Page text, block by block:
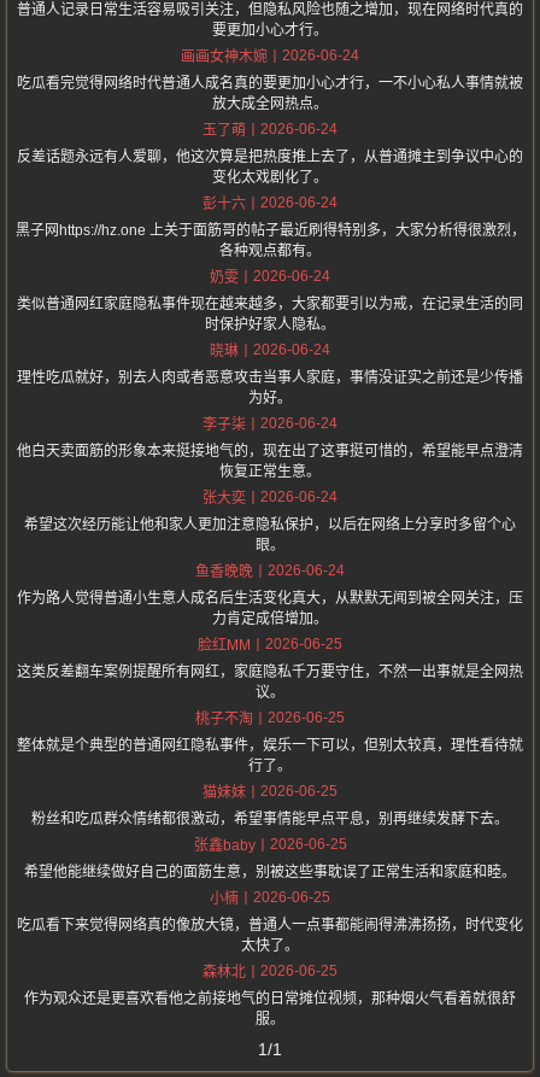
普通人记录日常生活容易吸引关注，但隐私风险也随之增加，现在网络时代真的
要更加小心才行。
画画女神木婉
2026-06-24
吃瓜看完觉得网络时代普通人成名真的要更加小心才行，一不小心私人事情就被
放大成全网热点。
玉了萌
2026-06-24
反差话题永远有人爱聊，他这次算是把热度推上去了，从普通摊主到争议中心的
变化太戏剧化了。
彭十六
2026-06-24
黑子网https://hz.one 上关于面筋哥的帖子最近刷得特别多，大家分析得很激烈，
各种观点都有。
奶雯
2026-06-24
类似普通网红家庭隐私事件现在越来越多，大家都要引以为戒，在记录生活的同
时保护好家人隐私。
晓琳
2026-06-24
理性吃瓜就好，别去人肉或者恶意攻击当事人家庭，事情没证实之前还是少传播
为好。
李子柒
2026-06-24
他白天卖面筋的形象本来挺接地气的，现在出了这事挺可惜的，希望能早点澄清
恢复正常生意。
张大奕
2026-06-24
希望这次经历能让他和家人更加注意隐私保护，以后在网络上分享时多留个心
眼。
鱼香晚晚
2026-06-24
作为路人觉得普通小生意人成名后生活变化真大，从默默无闻到被全网关注，压
力肯定成倍增加。
脸红MM
2026-06-25
这类反差翻车案例提醒所有网红，家庭隐私千万要守住，不然一出事就是全网热
议。
桃子不淘
2026-06-25
整体就是个典型的普通网红隐私事件，娱乐一下可以，但别太较真，理性看待就
行了。
猫妹妹
2026-06-25
粉丝和吃瓜群众情绪都很激动，希望事情能早点平息，别再继续发酵下去。
张鑫baby
2026-06-25
希望他能继续做好自己的面筋生意，别被这些事耽误了正常生活和家庭和睦。
小楠
2026-06-25
吃瓜看下来觉得网络真的像放大镜，普通人一点事都能闹得沸沸扬扬，时代变化
太快了。
森林北
2026-06-25
作为观众还是更喜欢看他之前接地气的日常摊位视频，那种烟火气看着就很舒
服。
1/1